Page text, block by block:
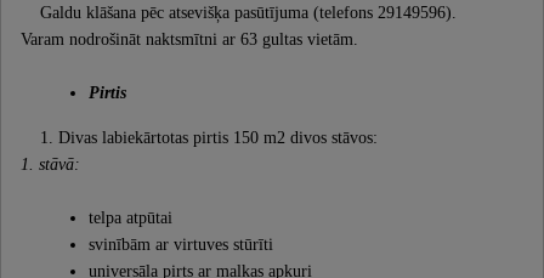
Galdu klāšana pēc atsevišķa pasūtījuma (telefons 29149596).
Varam nodrošināt naktsmītni ar 63 gultas vietām.
Pirtis
1. Divas labiekārtotas pirtis 150 m2 divos stāvos:
1. stāvā:
telpa atpūtai
svinībām ar virtuves stūrīti
universāla pirts ar malkas apkuri